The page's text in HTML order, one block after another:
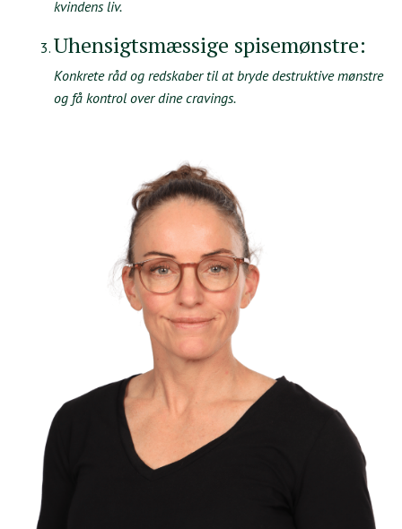
kvindens liv.
Uhensigtsmæssige spisemønstre:
Konkrete råd og redskaber til at bryde destruktive mønstre
og få kontrol over dine cravings.